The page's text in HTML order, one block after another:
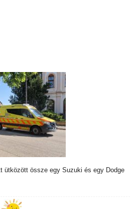
ütközött össze egy Suzuki és egy Dodge